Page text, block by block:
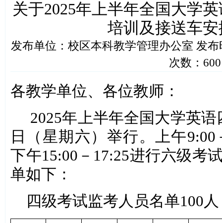
教育部
省教育厅
关于2025年上半年全国大学
培训及接送车
发布单位：校区本科教学管理办公室 发布
次数： 600
各教学单位、各位教师：
2025年上半年全国大学英
日（星期六）举行。上午
下午15:00－17:25进行六级考
单如下 ：
四级考试监考人员名单100